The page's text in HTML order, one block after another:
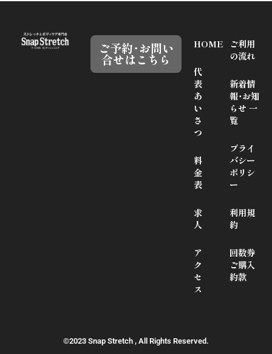
HOME
代
表
あ
い
さ
つ
料
金
表
求
人
ア
ク
セ
ス
ご利用
の流れ
新着情
報･お知
らせ 一
覧
プライ
バシー
ポリシ
ー
利用規
約
回数券
ご購入
約款
ご予約･お問い
合せはこちら
©2023 Snap Stretch , All Rights Reserved.